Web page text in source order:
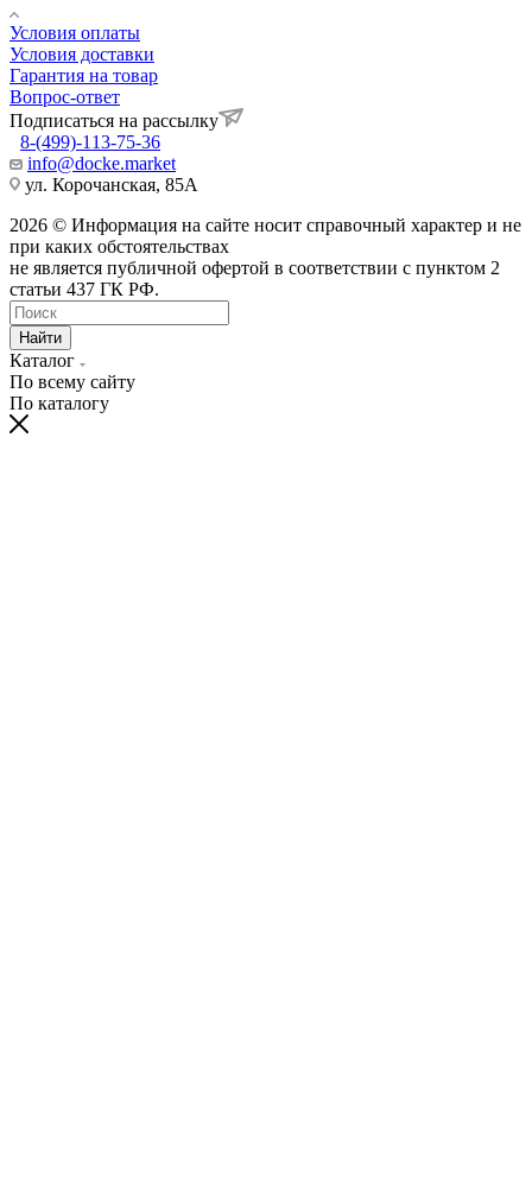
Условия оплаты
Условия доставки
Гарантия на товар
Вопрос-ответ
Подписаться на рассылку
8-(499)-113-75-36
info@docke.market
ул. Корочанская, 85А
2026 © Информация на сайте носит справочный характер и не
при каких обстоятельствах
не является публичной офертой в соответствии с пунктом 2
статьи 437 ГК РФ.
Найти
Каталог
По всему сайту
По каталогу